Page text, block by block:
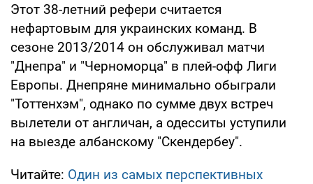
Этот 38-летний рефери считается
нефартовым для украинских команд. В
сезоне 2013/2014 он обслуживал матчи
"Днепра" и "Черноморца" в плей-офф Лиги
Европы. Днепряне минимально обыграли
"Тоттенхэм", однако по сумме двух встреч
вылетели от англичан, а одесситы уступили
на выезде албанскому "Скендербеу".
Читайте: Один из самых перспективных